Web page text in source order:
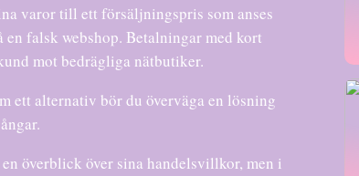
varor till ett försäljningspris som anses
falsk webshop. Betalningar med kort
mot bedrägliga nätbutiker.
ett alternativ bör du överväga en lösning
överblick över sina handelsvillkor, men i